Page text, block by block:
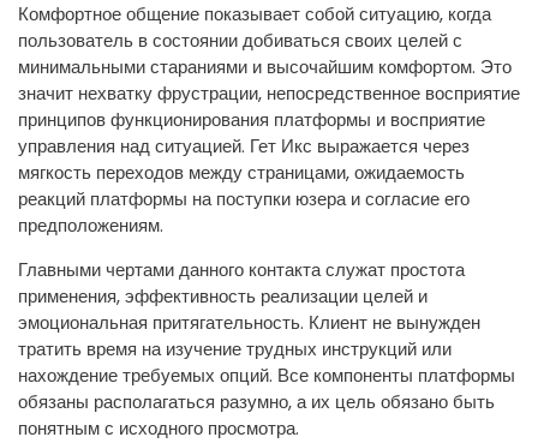
Комфортное общение показывает собой ситуацию, когда
пользователь в состоянии добиваться своих целей с
минимальными стараниями и высочайшим комфортом. Это
значит нехватку фрустрации, непосредственное восприятие
принципов функционирования платформы и восприятие
управления над ситуацией. Гет Икс выражается через
мягкость переходов между страницами, ожидаемость
реакций платформы на поступки юзера и согласие его
предположениям.
Главными чертами данного контакта служат простота
применения, эффективность реализации целей и
эмоциональная притягательность. Клиент не вынужден
тратить время на изучение трудных инструкций или
нахождение требуемых опций. Все компоненты платформы
обязаны располагаться разумно, а их цель обязано быть
понятным с исходного просмотра.